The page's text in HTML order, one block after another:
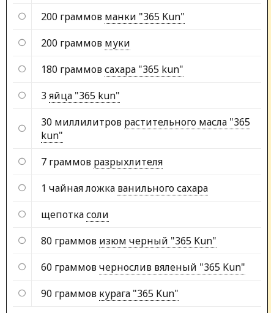
200 граммов манки "365 Kun"
200 граммов муки
180 граммовсахара "365 kun"
3 яйца "365 kun"
30 миллилитров растительного масла "365
kun"
7 граммов разрыхлителя
1 чайная ложка ванильного сахара
щепоткасоли
80 граммов изюм черный "365 Kun"
60 граммовчернослив вяленый "365 Kun"
90 граммов курага "365 Kun"